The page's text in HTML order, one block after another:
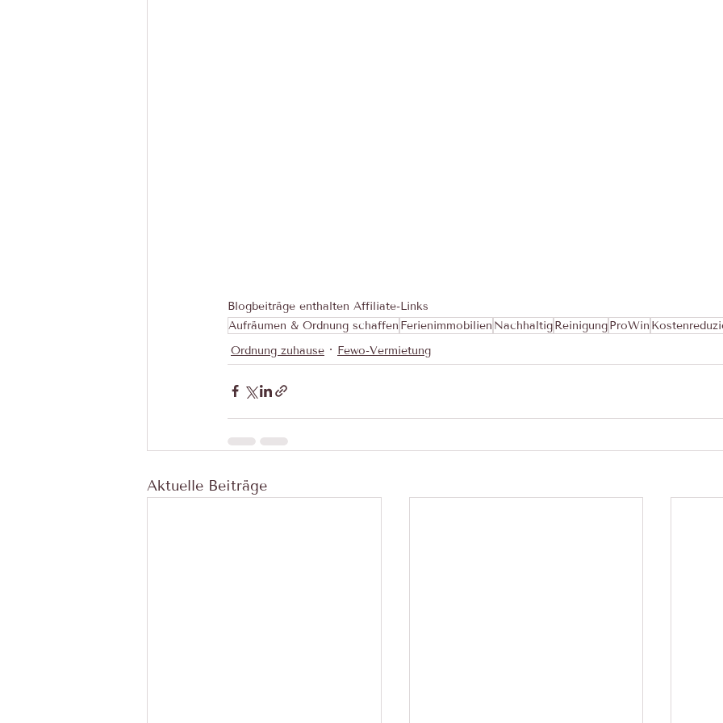
Blogbeiträge enthalten Affiliate-Links
Aufräumen & Ordnung schaffen Ferienimmobilien NachhaltigReinigungProWin
Ordnung zuhause
Fewo-Vermietung
Aktuelle Beiträge